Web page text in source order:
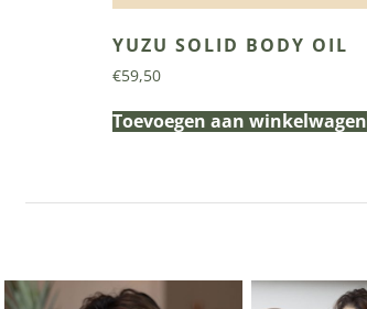
YUZU SOLID BODY OIL
€59,50
Toevoegen aan winkelwagen